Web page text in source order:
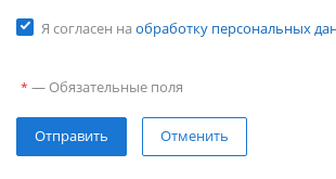
Я согласен на обработку персональных
* — Обязательные поля
Отправить Отменить